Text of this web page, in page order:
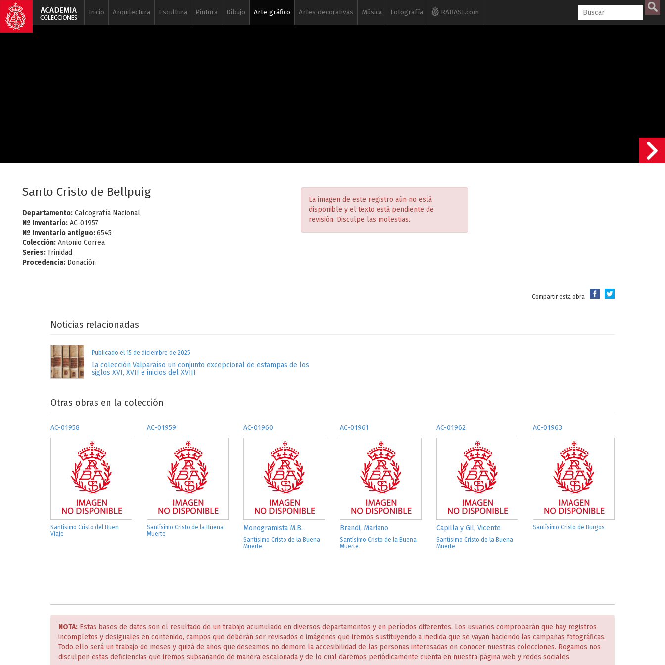
Inicio Arquitectura Escultura Pintura Dibujo Arte gráfico Artes decorativas Música Fotografía RABASF.com
Santo Cristo de Bellpuig
Departamento: Calcografía Nacional
Nº Inventario: AC-01957
Nº Inventario antiguo: 6545
Colección: Antonio Correa
Series: Trinidad
Procedencia: Donación
La imagen de este registro aún no está
disponible y el texto está pendiente de
revisión. Disculpe las molestias.
Compartir esta obra
Noticias relacionadas
Publicado el 15 de diciembre de 2025
La colección Valparaíso un conjunto excepcional de estampas de los
siglos XVI, XVII e inicios del XVIII
Otras obras en la colección
AC-01958
Santísimo Cristo del Buen
Viaje
AC-01959
Santísimo Cristo de la Buena
Muerte
AC-01960
Monogramista M.B.
Santísimo Cristo de la Buena
Muerte
AC-01961
Brandi, Mariano
Santísimo Cristo de la Buena
Muerte
AC-01962
Capilla y Gil, Vicente
Santísimo Cristo de la Buena
Muerte
AC-01963
Santísimo Cristo de Burgos
NOTA: Estas bases de datos son el resultado de un trabajo acumulado en diversos departamentos y en períodos diferentes. Los usuarios comprobarán que hay registros
incompletos y desiguales en contenido, campos que deberán ser revisados e imágenes que iremos sustituyendo a medida que se vayan haciendo las campañas fotográficas.
Todo ello será un trabajo de meses y quizá de años que deseamos no demore la accesibilidad de las personas interesadas en conocer nuestras colecciones. Rogamos nos
disculpen estas deficiencias que iremos subsanando de manera escalonada y de lo cual daremos periódicamente cuenta en nuestra página web y redes sociales.